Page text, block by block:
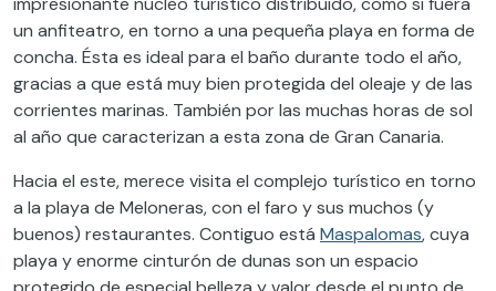
un anfiteatro, en torno a una pequeña playa en forma de
concha. Ésta es ideal para el baño durante todo el año,
gracias a que está muy bien protegida del oleaje y de las
corrientes marinas. También por las muchas horas de sol
al año que caracterizan a esta zona de Gran Canaria.
Hacia el este, merece visita el complejo turístico en torno
a la playa de Meloneras, con el faro y sus muchos (y
buenos) restaurantes. Contiguo está Maspalomas, cuya
playa y enorme cinturón de dunas son un espacio